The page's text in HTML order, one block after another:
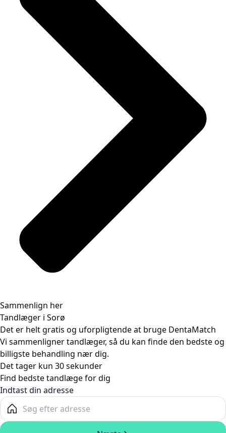
Sammenlign her
Tandlæger i Sorø
Det er helt gratis og uforpligtende at bruge DentaMatch
Vi sammenligner tandlæger, så du kan finde den bedste og
billigste behandling nær dig.
Det tager kun 30 sekunder​
Find bedste tandlæge for dig ​